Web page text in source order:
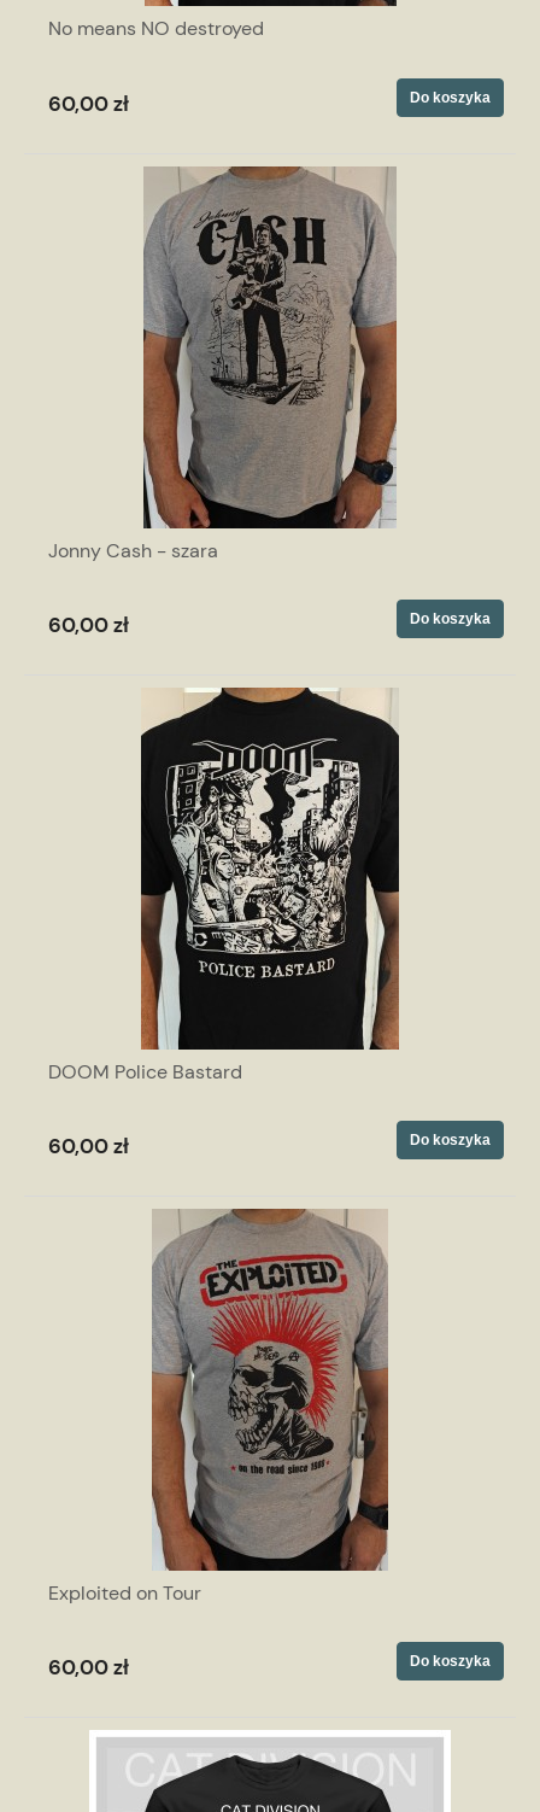
No means NO destroyed
60,00 zł Do koszyka
Jonny Cash - szara
60,00 zł Do koszyka
DOOM Police Bastard
60,00 zł Do koszyka
Exploited on Tour
60,00 zł Do koszyka